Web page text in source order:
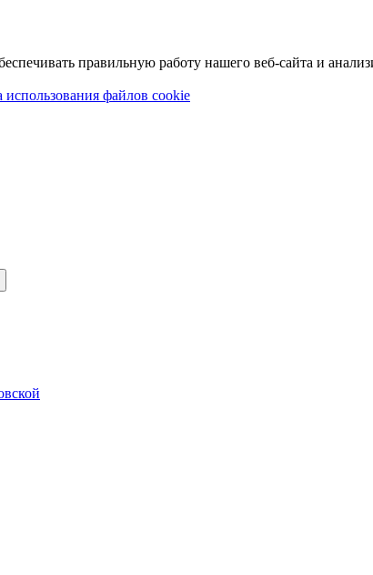
правильную работу нашего веб-сайта и
использования файлов cookie